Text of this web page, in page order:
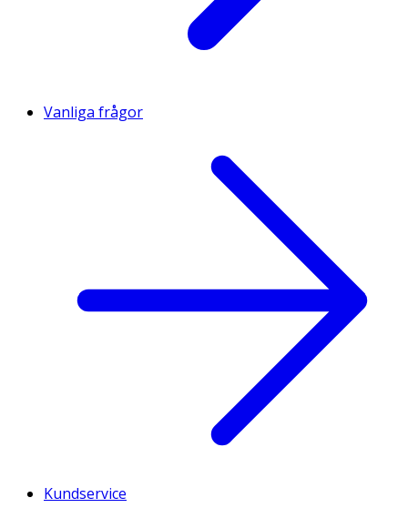
Vanliga frågor
Kundservice